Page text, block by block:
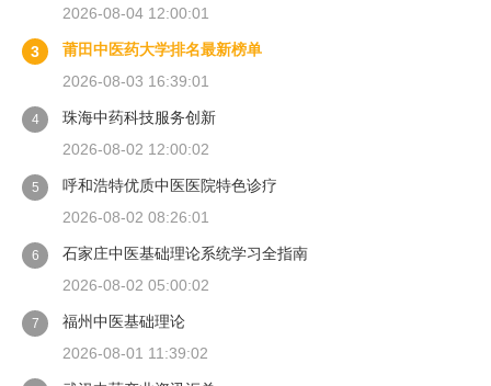
2026-08-04 12:00:01
3
莆田中医药大学排名最新榜单
2026-08-03 16:39:01
4
珠海中药科技服务创新
2026-08-02 12:00:02
5
呼和浩特优质中医医院特色诊疗
2026-08-02 08:26:01
6
石家庄中医基础理论系统学习全指南
2026-08-02 05:00:02
7
福州中医基础理论
2026-08-01 11:39:02